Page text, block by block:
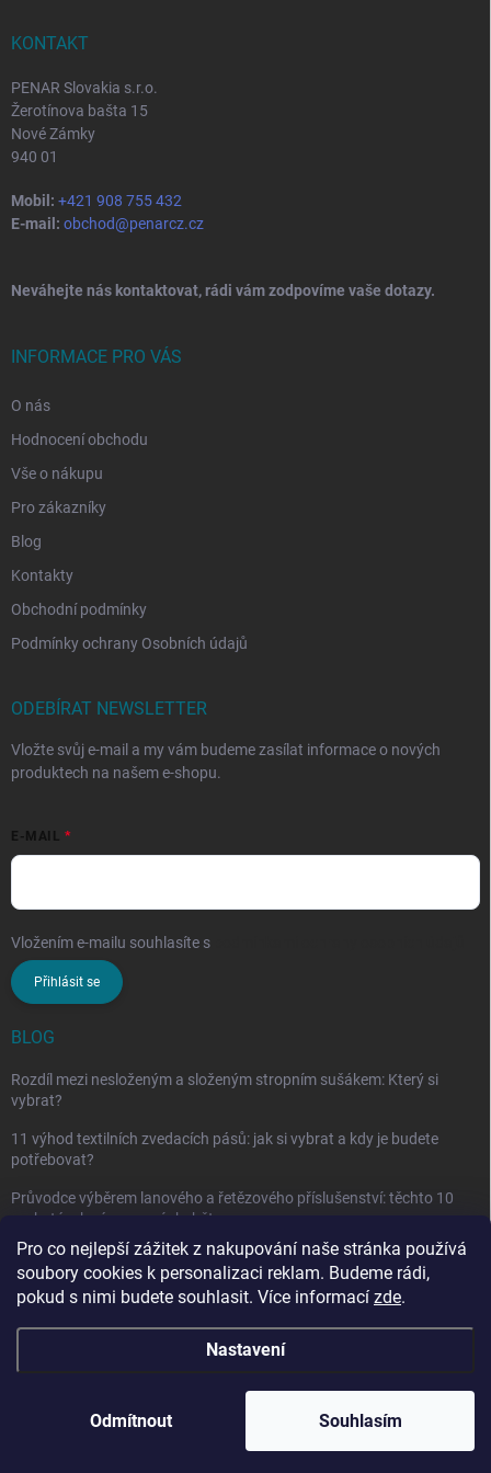
Pro co nejlepší zážitek z nakupování naše stránka používá
soubory cookies k personalizaci reklam. Budeme rádi,
pokud s nimi budete souhlasit. Více informací zde.
Nastavení
Odmítnout Souhlasím
KONTAKT
PENAR Slovakia s.r.o.
Žerotínova bašta 15
Nové Zámky
940 01
Mobil: +421 908 755 432
E-mail: obchod@penarcz.cz
Neváhejte nás kontaktovat, rádi vám zodpovíme vaše dotazy.
INFORMACE PRO VÁS
O nás
Hodnocení obchodu
Vše o nákupu
Pro zákazníky
Blog
Kontakty
Obchodní podmínky
Podmínky ochrany Osobních údajů
ODEBÍRAT NEWSLETTER
Vložte svůj e-mail a my vám budeme zasílat informace o nových
produktech na našem e-shopu.
E-MAIL
Vložením e-mailu souhlasíte s
Přihlásit se
BLOG
Rozdíl mezi nesloženým a složeným stropním sušákem: Který si
vybrat?
11 výhod textilních zvedacích pásů: jak si vybrat a kdy je budete
potřebovat?
Průvodce výběrem lanového a řetězového příslušenství: těchto 10
vychytávek vám nesmí chybět
Vytvořil Shoptet
. Všechna práva vyhrazena.Upravit nastavení